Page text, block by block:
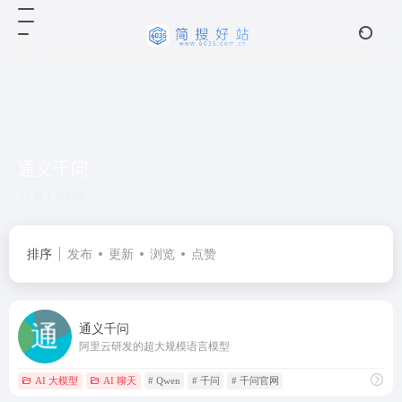
排序 发布 更新 浏览 点赞
通义千问
阿里云研发的超大规模语言模型
AI 大模型 AI 聊天 # Qwen # 千问 # 千问官网